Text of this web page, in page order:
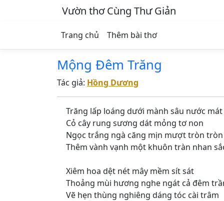
Vườn thơ Cùng Thư Giản
Trang chủ Thêm bài thơ
Mộng Đêm Trăng
Tác giả: Hồng Dương
Trăng lấp loáng dưới mành sâu nước mát
Cỏ cây rung sương dát mỏng tơ non
Ngọc trắng ngà căng mịn mượt tròn tròn
Thêm vành vạnh một khuôn tràn nhan
Xiêm hoa dệt nét mây mềm sít sát
Thoảng mùi hương nghe ngát cả đêm
Vẽ hẹn thùng nghiêng dáng tóc cài trâm